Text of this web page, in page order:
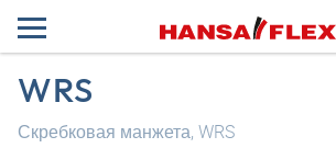
WRS
Скребковая манжета, WRS